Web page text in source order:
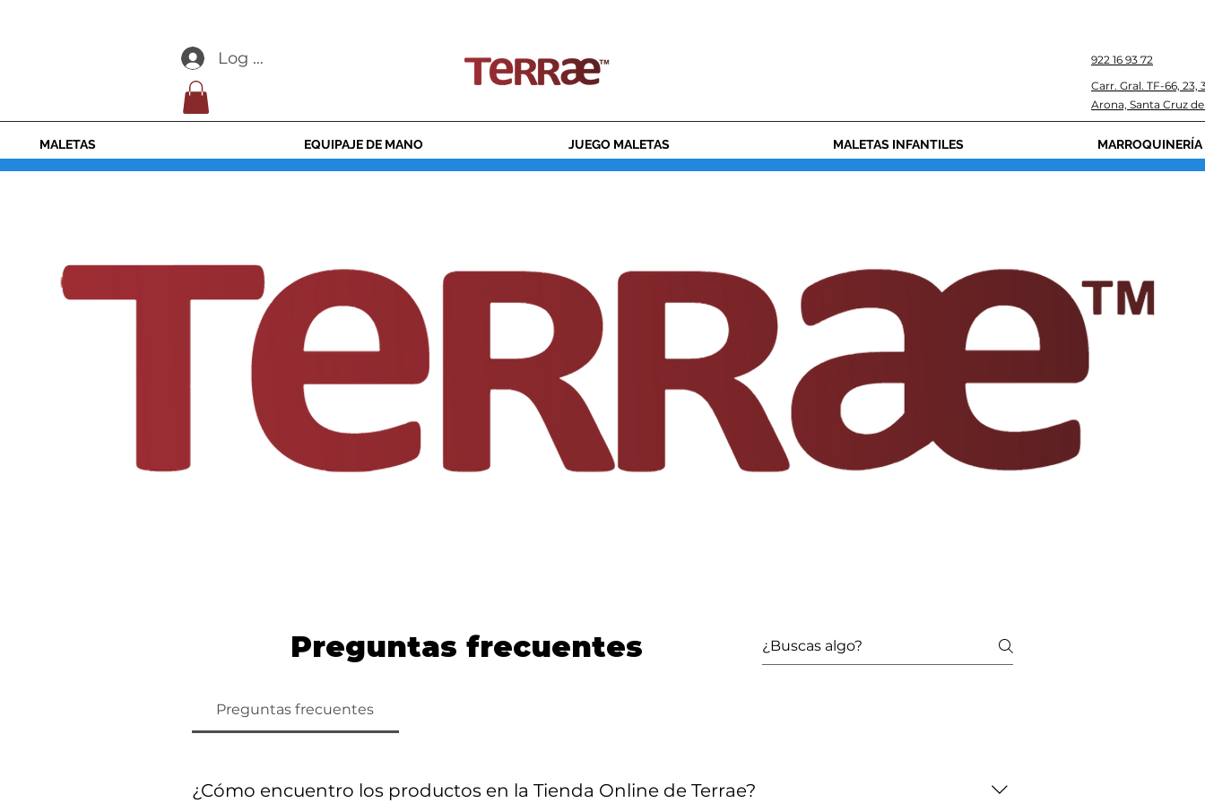
Log In
922 16 93 72
Carr. Gral. TF-66, 23,
Arona, Santa Cruz
MALETAS EQUIPAJE DE MANO JUEGO MALETAS MALETAS INFANTILES MARROQUINERÍA
Preguntas frecuentes
Preguntas frecuentes
¿Cómo encuentro los productos en la Tienda Online de Terrae?